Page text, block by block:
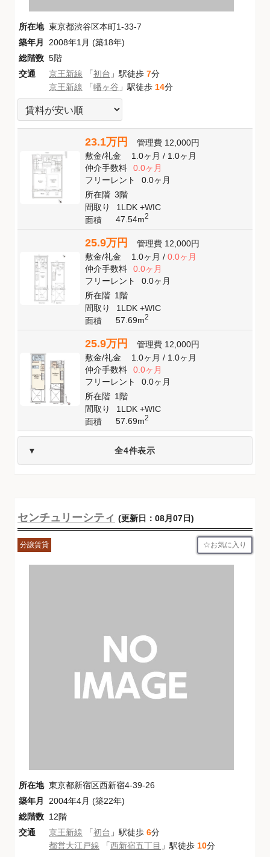
所在地 東京都渋谷区本町1-33-7
築年月
2008年1月 (築18年)
総階数 5階
交通
京王新線 「初台 」駅徒歩 7分
京王新線 「幡ヶ谷 」駅徒歩 14分
23.1万円 管理費 12,000円
敷金/礼金 1.0ヶ月/ 1.0ヶ月
仲介手数料
0.0ヶ月
フリーレント
0.0ヶ月
所在階 3階
間取り
1LDK +WIC
面積
47.54m2
25.9万円 管理費 12,000円
敷金/礼金 1.0ヶ月/ 0.0ヶ月
仲介手数料
0.0ヶ月
フリーレント
0.0ヶ月
所在階 1階
間取り
1LDK +WIC
面積
57.69m2
25.9万円 管理費 12,000円
敷金/礼金 1.0ヶ月/ 1.0ヶ月
仲介手数料
0.0ヶ月
フリーレント
0.0ヶ月
所在階 1階
間取り
1LDK +WIC
面積
57.69m2
全4件表示
センチュリーシティ (更新日：08月07日)
分譲賃貸 お気に入り
所在地 東京都新宿区西新宿4-39-26
築年月
2004年4月 (築22年)
総階数 12階
交通
京王新線 「初台 」駅徒歩 6分
都営大江戸線 「西新宿五丁目 」駅徒歩 10分